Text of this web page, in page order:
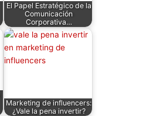
El Papel Estratégico de la
Comunicación
Corporativa…
Marketing de influencers:
¿Vale la pena invertir?